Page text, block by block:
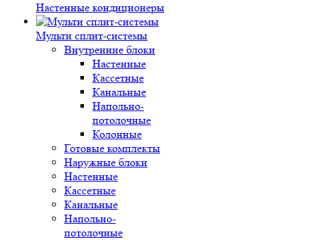
Настенные кондиционеры
Мульти сплит-системы
Внутренние блоки
Настенные
Кассетные
Канальные
Напольно-
потолочные
Колонные
Готовые комплекты
Наружные блоки
Настенные
Кассетные
Канальные
Напольно-
потолочные